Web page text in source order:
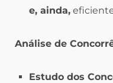
e, ainda,
Análise de
Estudo dos